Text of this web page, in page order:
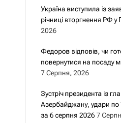
Україна виступила із
річниці вторгнення РФ у
2026
Федоров відповів, чи
повернутися на посаду
7 Серпня, 2026
Зустріч президента із
Азербайджану, удари по
за 6 серпня 2026 7